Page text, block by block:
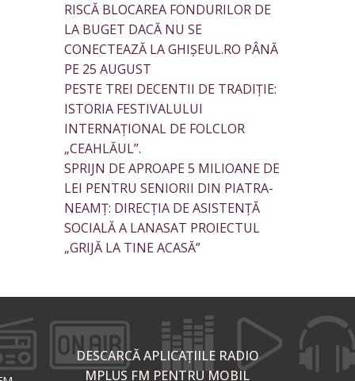
RISCĂ BLOCAREA FONDURILOR DE
LA BUGET DACĂ NU SE
CONECTEAZĂ LA GHIȘEUL.RO PÂNĂ
PE 25 AUGUST
PESTE TREI DECENTII DE TRADIȚIE:
ISTORIA FESTIVALULUI
INTERNAȚIONAL DE FOLCLOR
„CEAHLĂUL”.
SPRIJN DE APROAPE 5 MILIOANE DE
LEI PENTRU SENIORII DIN PIATRA-
NEAMȚ: DIRECȚIA DE ASISTENȚĂ
SOCIALĂ A LANASAT PROIECTUL
„GRIJĂ LA TINE ACASĂ”
DESCARCĂ APLICAȚIILE RADIO
MPLUS FM PENTRU MOBIL